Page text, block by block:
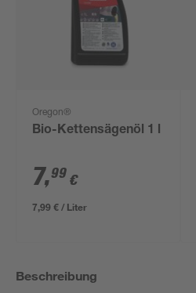
Oregon®
Bio-Kettensägenöl 1 l
7,99 €
7,99 € / Liter
Beschreibung